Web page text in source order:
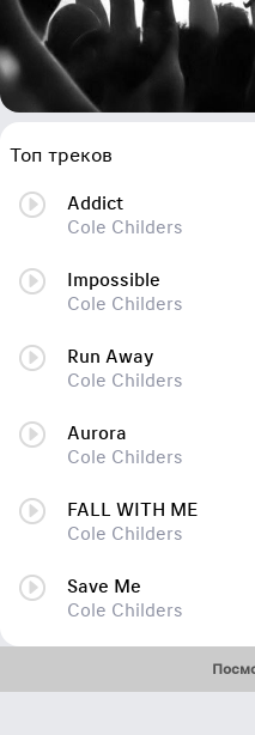
Топ треков
Addict
Cole Childers
Impossible
Cole Childers
Run Away
Cole Childers
Aurora
Cole Childers
FALL WITH ME
Cole Childers
Save Me
Cole Childers